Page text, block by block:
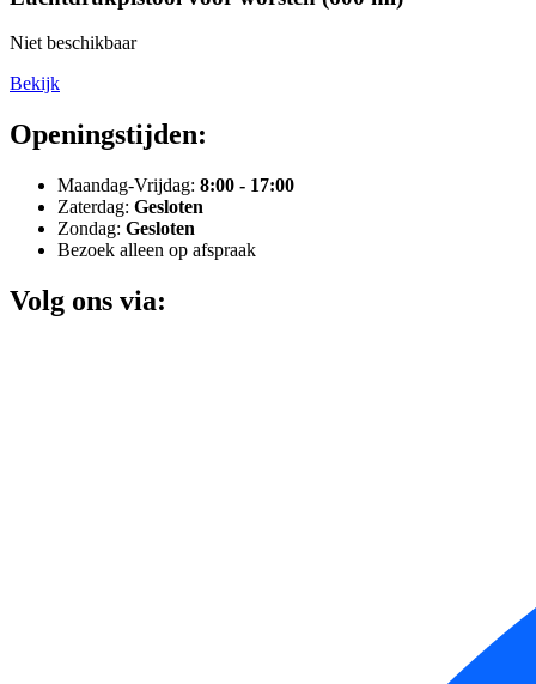
Niet beschikbaar
Bekijk
Openingstijden:
Maandag-Vrijdag: 8:00 - 17:00
Zaterdag: Gesloten
Zondag: Gesloten
Bezoek alleen op afspraak
Volg ons via: